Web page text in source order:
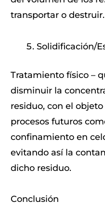
transportar o destruir.
Solidificación/
Tratamiento físico –
disminuir la
residuo, con el
procesos futuros
confinamiento en
evitando así la
dicho residuo.
Conclusión